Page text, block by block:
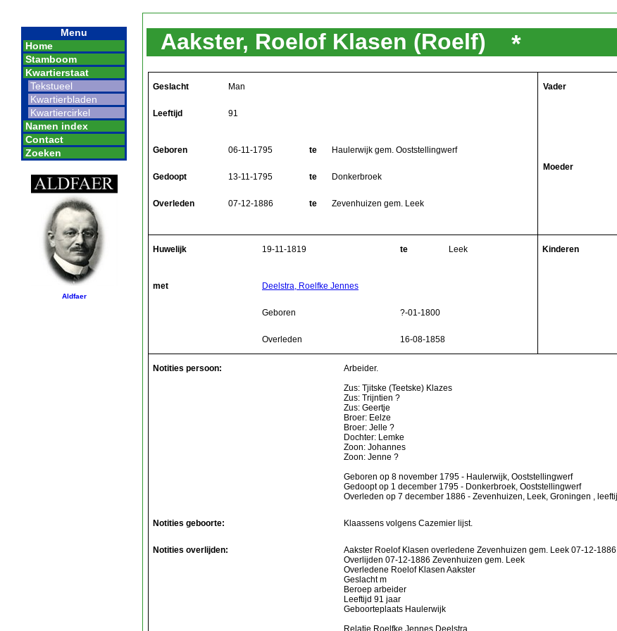
Menu
Home
Stamboom
Kwartierstaat
Tekstueel
Kwartierbladen
Kwartiercirkel
Namen index
Contact
Zoeken
Aldfaer
Aakster, Roelof Klasen (Roelf) *
Geslacht Man
Leeftijd 91
Geboren 06-11-1795 te Haulerwijk gem. Ooststellingwerf
Gedoopt 13-11-1795 te Donkerbroek
Overleden 07-12-1886 te Zevenhuizen gem. Leek
Vader
Moeder
Huwelijk 19-11-1819 te Leek
met Deelstra, Roelfke Jennes
Geboren ?-01-1800
Overleden 16-08-1858
Kinderen
Notities persoon:
Arbeider.
Zus: Tjitske (Teetske) Klazes
Zus: Trijntien ?
Zus: Geertje
Broer: Eelze
Broer: Jelle ?
Dochter: Lemke
Zoon: Johannes
Zoon: Jenne ?
Geboren op 8 november 1795 - Haulerwijk, Ooststellingwerf
Gedoopt op 1 december 1795 - Donkerbroek, Ooststellingwerf
Overleden op 7 december 1886 - Zevenhuizen, Leek, Groningen ,
Notities geboorte: Klaassens volgens Cazemier lijst.
Notities overlijden:
Aakster Roelof Klasen overledene Zevenhuizen gem. Leek 07-12-
Overlijden 07-12-1886 Zevenhuizen gem. Leek
Overledene Roelof Klasen Aakster
Geslacht m
Beroep arbeider
Leeftijd 91 jaar
Geboorteplaats Haulerwijk
Relatie Roelfke Jennes Deelstra